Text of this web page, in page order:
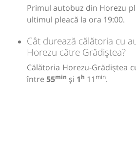
Primul autobuz din Horezu
ultimul pleacă la ora 19:00.
Cât durează călătoria cu
Horezu către Grădiștea?
Călătoria Horezu-Grădiștea
între 55min și 1h 11 min.